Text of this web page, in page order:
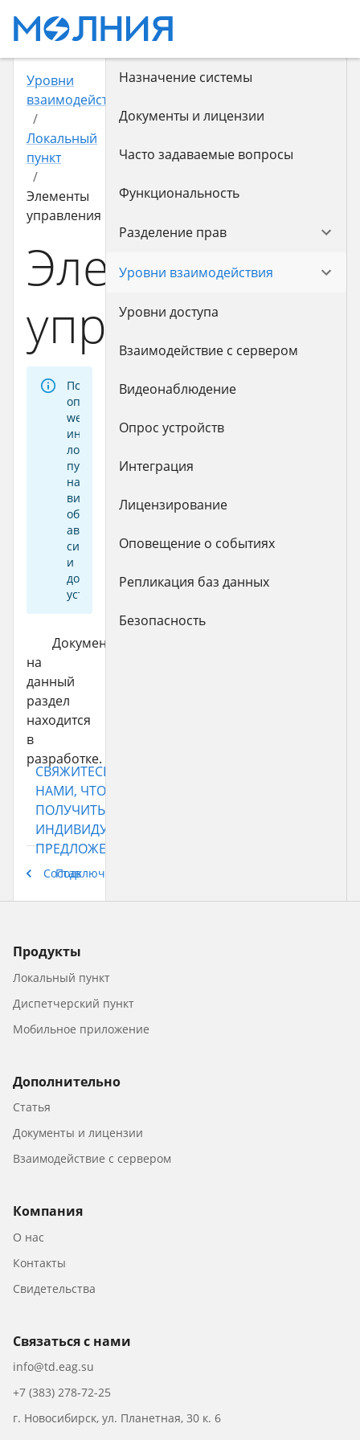
Уровни
взаимодействия
/
Локальный
пункт
/
Элементы
управления
Элементы
управления
Подраздел
описывает
web-
интерфейс
локального
пункта,
настройку
визуализации,
обработки
аварийных
сигналов
и
добавления
устройств.
Документация
на
данный
раздел
находится
в
разработке.
СВЯЖИТЕСЬ С
НАМИ, ЧТОБЫ
ПОЛУЧИТЬ
ИНДИВИДУАЛЬНОЕ
ПРЕДЛОЖЕНИЕ
Состав
Подключение
Назначение системы
Документы и лицензии
Часто задаваемые вопросы
Функциональность
Разделение прав
Уровни взаимодействия
Уровни доступа
Взаимодействие с сервером
Видеонаблюдение
Опрос устройств
Интеграция
Лицензирование
Оповещение о событиях
Репликация баз данных
Безопасность
Продукты
Локальный пункт
Диспетчерский пункт
Мобильное приложение
Дополнительно
Статья
Документы и лицензии
Взаимодействие с сервером
Компания
О нас
Контакты
Свидетельства
Связаться с нами
info@td.eag.su
+7 (383) 278-72-25
г. Новосибирск, ул. Планетная, 30 к. 6